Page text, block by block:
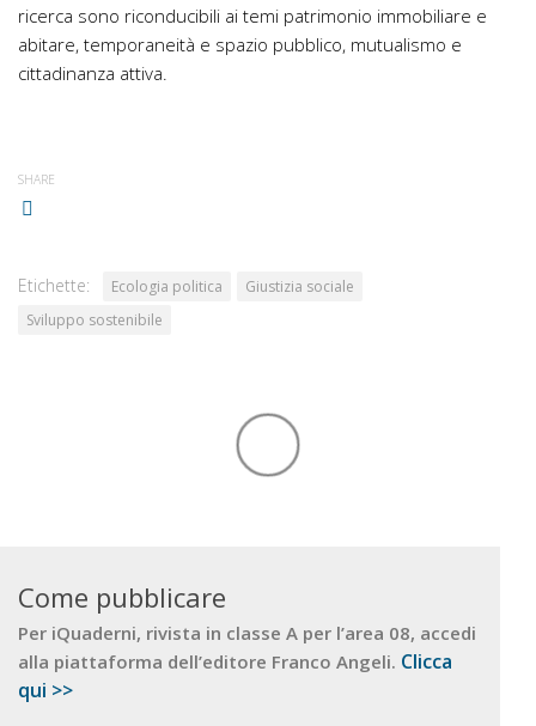
ricerca sono riconducibili ai temi patrimonio immobiliare e
abitare, temporaneità e spazio pubblico, mutualismo e
cittadinanza attiva.
SHARE
Etichette: Ecologia politica
Giustizia sociale
Sviluppo sostenibile
Come pubblicare
Per iQuaderni, rivista in classe A per l’area 08, accedi
alla piattaforma dell’editore Franco Angeli. Clicca
qui >>